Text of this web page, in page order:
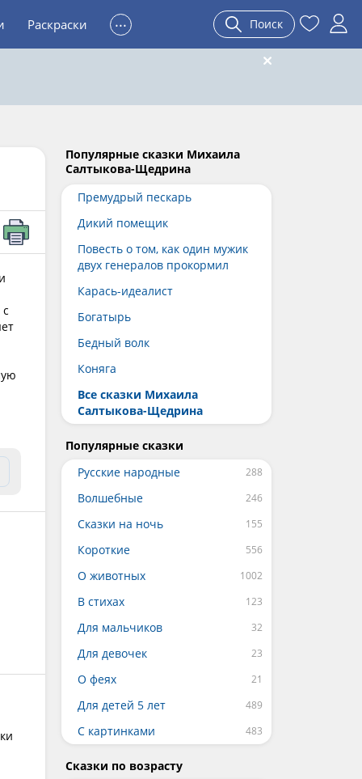
Раскраски ... Поиск
Популярные сказки Михаила
Салтыкова-Щедрина
Премудрый пескарь
Дикий помещик
Повесть о том, как один мужик
двух генералов прокормил
Карась-идеалист
Богатырь
Бедный волк
Коняга
Все сказки Михаила
Салтыкова-Щедрина
Популярные сказки
Русские народные
Волшебные
Сказки на ночь
Короткие
О животных
В стихах
Для мальчиков
Для девочек
О феях
Для детей 5 лет
С картинками
Сказки по возрасту